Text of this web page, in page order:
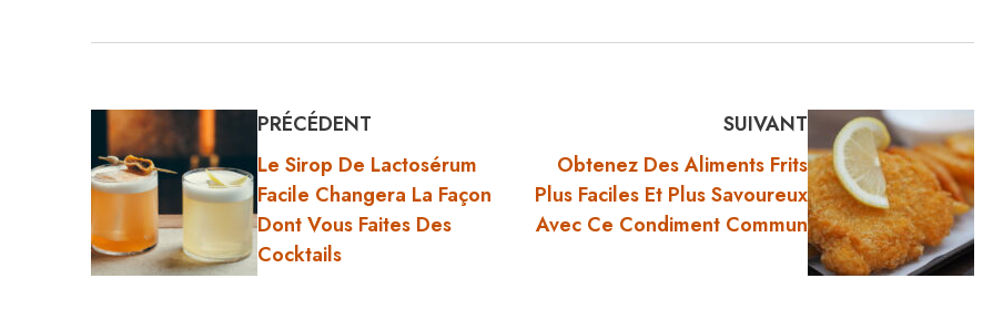
PRÉCÉDENT
Le Sirop De Lactosérum
Facile Changera La Façon
Dont Vous Faites Des
Cocktails
SUIVANT
Obtenez Des Aliments Frits
Plus Faciles Et Plus Savoureux
Avec Ce Condiment Commun